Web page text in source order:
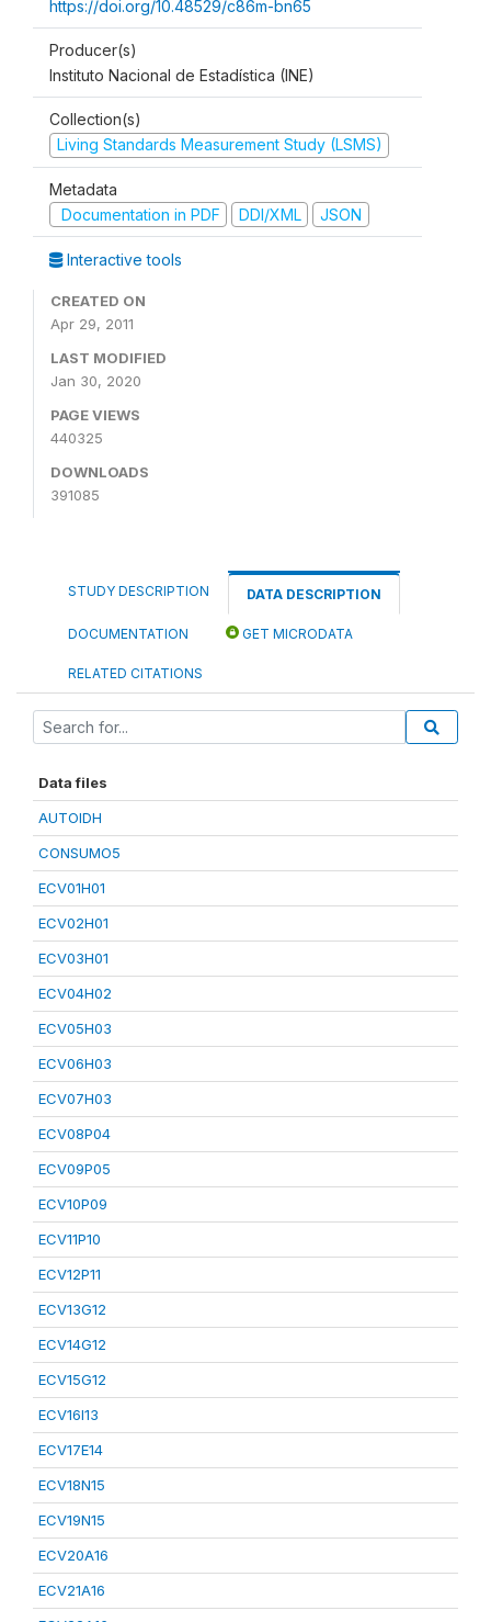
https://doi.org/10.48529/c86m-bn65
Producer(s)
Instituto Nacional de Estadística (INE)
Collection(s)
Living Standards Measurement Study (LSMS)
Metadata
Documentation in PDF
DDI/XML JSON
Interactive tools
CREATED ON
Apr 29, 2011
LAST MODIFIED
Jan 30, 2020
PAGE VIEWS
440325
DOWNLOADS
391085
STUDY DESCRIPTION DATA DESCRIPTION
DOCUMENTATION GET MICRODATA
RELATED CITATIONS
Data files
AUTOIDH
CONSUMO5
ECV01H01
ECV02H01
ECV03H01
ECV04H02
ECV05H03
ECV06H03
ECV07H03
ECV08P04
ECV09P05
ECV10P09
ECV11P10
ECV12P11
ECV13G12
ECV14G12
ECV15G12
ECV16I13
ECV17E14
ECV18N15
ECV19N15
ECV20A16
ECV21A16